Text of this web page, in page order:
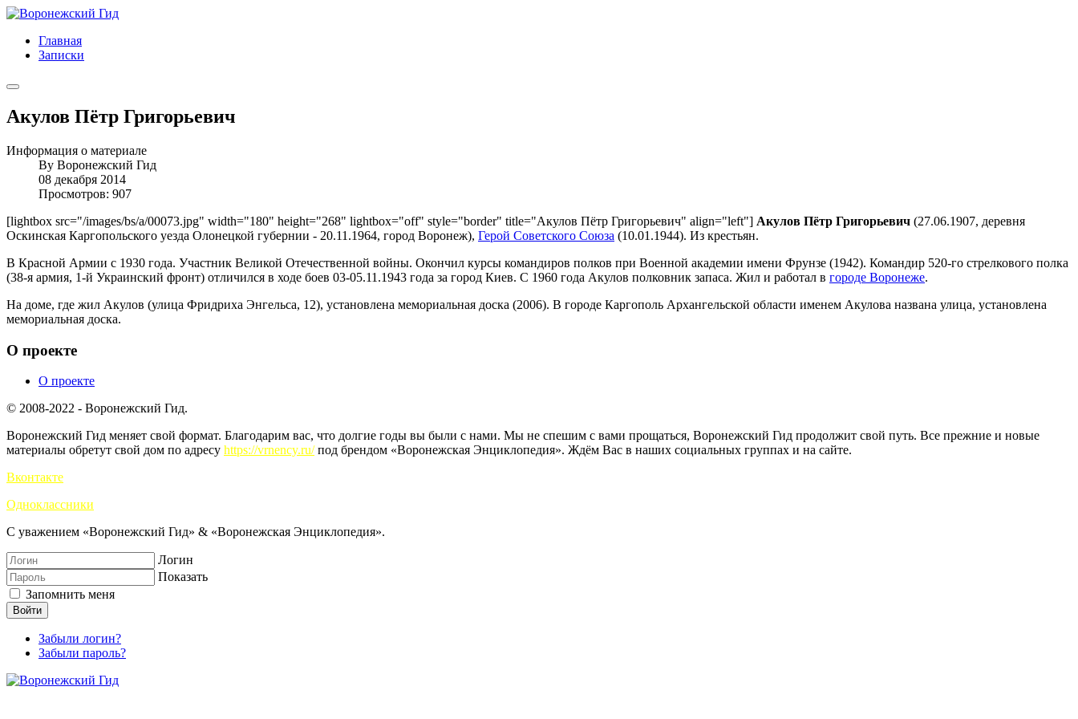
Главная
Записки
Акулов Пётр Григорьевич
Информация о материале
By Воронежский Гид
08 декабря 2014
Просмотров: 907
[lightbox src="/images/bs/a/00073.jpg" width="180" height="268" lightbox="off" style="border" title="Акулов Пётр Григорьевич" align="left"] Акулов Пётр Григорьевич (27.06.1907, деревня
Оскинская Каргопольского уезда Олонецкой губернии - 20.11.1964, город Воронеж), Герой Советского Союза (10.01.1944). Из крестьян.
В Красной Армии с 1930 года. Участник Великой Отечественной войны. Окончил курсы командиров полков при Военной академии имени Фрунзе (1942). Командир 520-го стрелкового полка
(38-я армия, 1-й Украинский фронт) отличился в ходе боев 03-05.11.1943 года за город Киев. С 1960 года Акулов полковник запаса. Жил и работал в городе Воронеже.
На доме, где жил Акулов (улица Фридриха Энгельса, 12), установлена мемориальная доска (2006). В городе Каргополь Архангельской области именем Акулова названа улица, установлена
мемориальная доска.
О проекте
О проекте
© 2008-2022 - Воронежский Гид.
Воронежский Гид меняет свой формат. Благодарим вас, что долгие годы вы были с нами. Мы не спешим с вами прощаться, Воронежский Гид продолжит свой путь. Все прежние и новые
материалы обретут свой дом по адресу https://vrnency.ru/под брендом «Воронежская Энциклопедия». Ждём Вас в наших социальных группах и на сайте.
Вконтакте
Одноклассники
С уважением «Воронежский Гид» & «Воронежская Энциклопедия».
Логин
Показать
Запомнить меня
Войти
Забыли логин?
Забыли пароль?